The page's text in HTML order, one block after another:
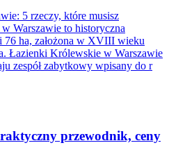
5 rzeczy, które musisz
Warszawie to historyczna
76 ha, założona w XVIII wieku
Łazienki Królewskie w Warszawie
zespół zabytkowy wpisany do r
przewodnik, ceny